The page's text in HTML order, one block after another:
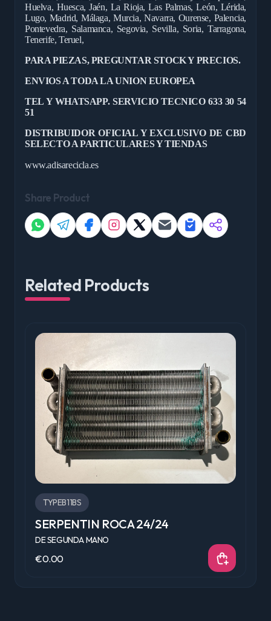
Huelva, Huesca, Jaén, La Rioja, Las Palmas, León, Lérida,
Lugo, Madrid, Málaga, Murcia, Navarra, Ourense, Palencia,
Pontevedra, Salamanca, Segovia, Sevilla, Soria, Tarragona,
Tenerife, Teruel,
PARA PIEZAS, PREGUNTAR STOCK Y PRECIOS.
ENVIOS A TODA LA UNION EUROPEA
TEL Y WHATSAPP. SERVICIO TECNICO 633 30 54
51
DISTRIBUIDOR OFICIAL Y EXCLUSIVO DE CBD
SELECTO A PARTICULARES Y TIENDAS
www.adisarecicla.es
Share Product
Related Products
TYPEB11BS
SERPENTIN ROCA 24/24
DE SEGUNDA MANO
€0.00